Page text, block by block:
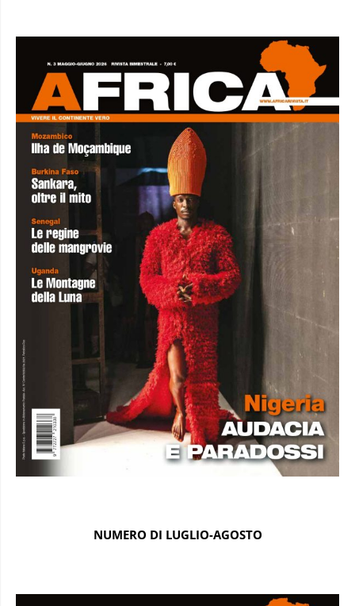
NUMERO DI LUGLIO-AGOSTO